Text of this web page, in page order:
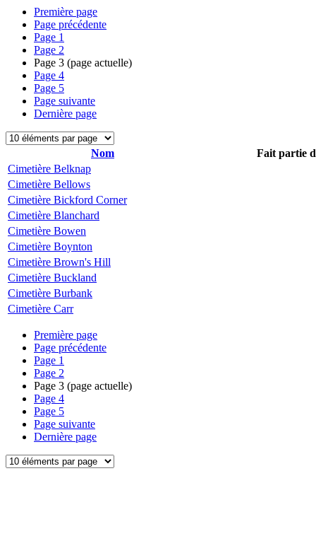
Première page
Page précédente
Page 1
Page 2
Page 3 (page actuelle)
Page 4
Page 5
Page suivante
Dernière page
Nom
Fait partie
Cimetière Belknap
Cimetière Bellows
Cimetière Bickford Corner
Cimetière Blanchard
Cimetière Bowen
Cimetière Boynton
Cimetière Brown's Hill
Cimetière Buckland
Cimetière Burbank
Cimetière Carr
Première page
Page précédente
Page 1
Page 2
Page 3 (page actuelle)
Page 4
Page 5
Page suivante
Dernière page